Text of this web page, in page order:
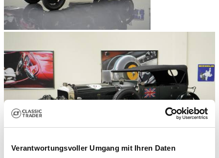
Verantwortungsvoller Umgang mit Ihren Daten